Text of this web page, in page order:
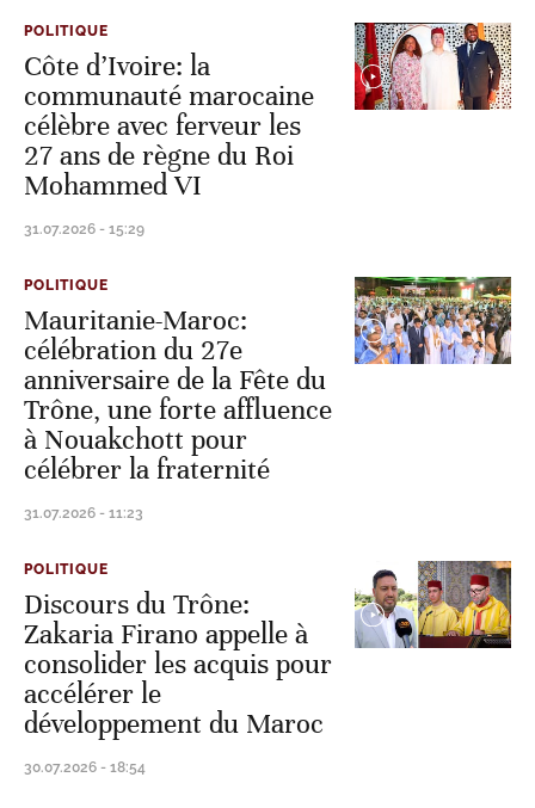
POLITIQUE
Côte d’Ivoire: la
communauté marocaine
célèbre avec ferveur les
27 ans de règne du Roi
Mohammed VI
31.07.2026 - 15:29
POLITIQUE
Mauritanie-Maroc:
célébration du 27e
anniversaire de la Fête du
Trône, une forte affluence
à Nouakchott pour
célébrer la fraternité
31.07.2026 - 11:23
POLITIQUE
Discours du Trône:
Zakaria Firano appelle à
consolider les acquis pour
accélérer le
développement du Maroc
30.07.2026 - 18:54